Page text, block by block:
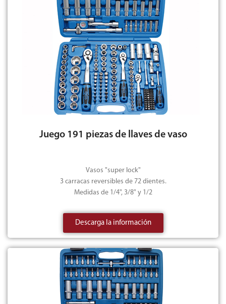
Juego 191 piezas de llaves de vaso
Vasos "super lock"
3 carracas reversibles de 72 dientes.
Medidas de 1/4", 3/8" y 1/2
Descarga la información